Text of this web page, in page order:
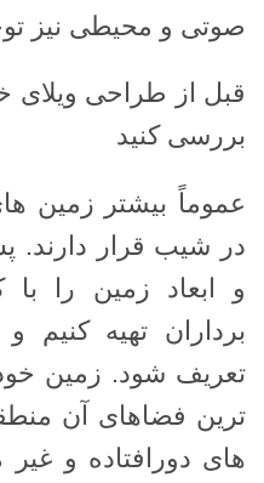
صوتی و محیطی نیز
قبل از طراحی ویلای
بررسی کنید
عموماً بیشتر زمین
در شیب قرار دارند.
و ابعاد زمین را
برداران تهیه کنیم
تعریف شود. زمین
ترین فضاهای آن
های دورافتاده و